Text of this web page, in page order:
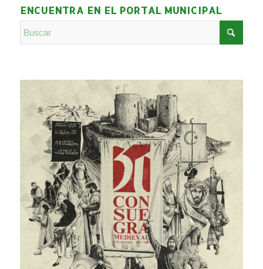
ENCUENTRA EN EL PORTAL MUNICIPAL